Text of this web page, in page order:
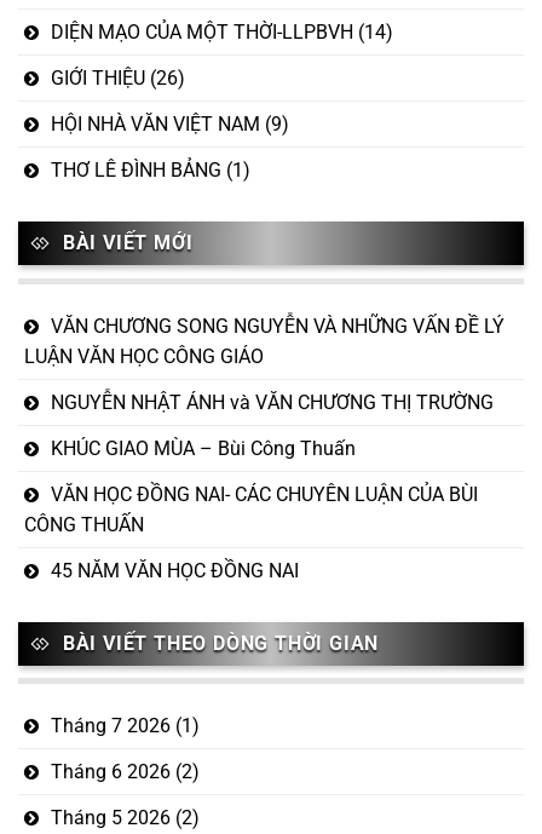
DIỆN MẠO CỦA MỘT THỜI-LLPBVH (14)
GIỚI THIỆU (26)
HỘI NHÀ VĂN VIỆT NAM (9)
THƠ LÊ ĐÌNH BẢNG (1)
BÀI VIẾT MỚI
VĂN CHƯƠNG SONG NGUYỄN VÀ NHỮNG VẤN ĐỀ LÝ
LUẬN VĂN HỌC CÔNG GIÁO
NGUYỄN NHẬT ÁNH và VĂN CHƯƠNG THỊ TRƯỜNG
KHÚC GIAO MÙA – Bùi Công Thuấn
VĂN HỌC ĐỒNG NAI- CÁC CHUYÊN LUẬN CỦA BÙI
CÔNG THUẤN
45 NĂM VĂN HỌC ĐỒNG NAI
BÀI VIẾT THEO DÒNG THỜI GIAN
Tháng 7 2026 (1)
Tháng 6 2026 (2)
Tháng 5 2026 (2)